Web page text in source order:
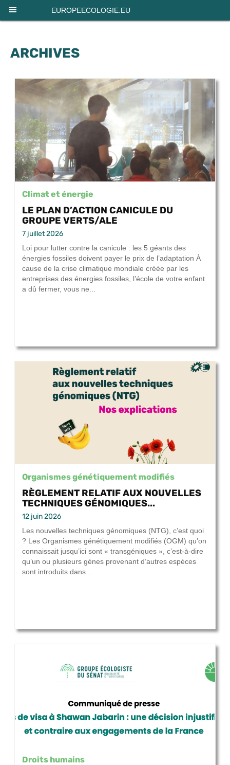
EUROPEECOLOGIE.EU
ARCHIVES
Climat et énergie
LE PLAN D’ACTION CANICULE DU
GROUPE VERTS/ALE
7 juillet 2026
Loi pour lutter contre la canicule : les 5 géants des
énergies fossiles doivent payer le prix de l’adaptation À
cause de la crise climatique mondiale créée par les
entreprises des énergies fossiles, l’école de votre enfant
a dû fermer, vous ne...
Organismes génétiquement modifiés
RÈGLEMENT RELATIF AUX NOUVELLES
TECHNIQUES GÉNOMIQUES...
12 juin 2026
Les nouvelles techniques génomiques (NTG), c’est quoi
? Les Organismes génétiquement modifiés (OGM) qu’on
connaissait jusqu’ici sont « transgéniques », c’est-à-dire
qu’un ou plusieurs gènes provenant d’autres espèces
sont introduits dans...
Droits humains